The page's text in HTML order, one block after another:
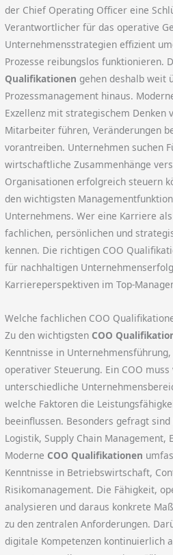
der Chief Operating Officer eine
Verantwortlicher für das operative
Unternehmensstrategien effizient
Prozesse reibungslos funktionieren.
Qualifikationen gehen deshalb weit
Prozessmanagement hinaus.
Exzellenz mit strategischem Denken
Mitarbeiter führen, Veränderungen
vorantreiben. Unternehmen suchen
wirtschaftliche Zusammenhänge
Organisationen erfolgreich steuern
den wichtigsten
Unternehmens. Wer eine Karriere
fachlichen, persönlichen und
kennen. Die richtigen COO
für nachhaltigen
Karriereperspektiven im Top-
Welche fachlichen COO
Zu den wichtigsten COO
Kenntnisse in
operativer Steuerung. Ein COO
unterschiedliche
welche Faktoren die
beeinflussen. Besonders gefragt
Logistik, Supply Chain Management,
Moderne COO Qualifikationen
Kenntnisse in Betriebswirtschaft,
Risikomanagement. Die Fähigkeit,
analysieren und daraus konkrete
zu den zentralen Anforderungen.
digitale Kompetenzen kontinuierlich